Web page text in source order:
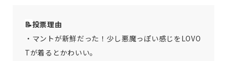
📝投票理由
・マントが新鮮だった！少し悪魔っぽい感じをLOVO
Tが着るとかわいい。